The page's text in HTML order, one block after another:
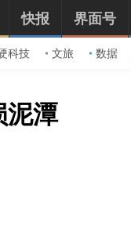
科技 文旅 数据
快报 界面号
泥潭